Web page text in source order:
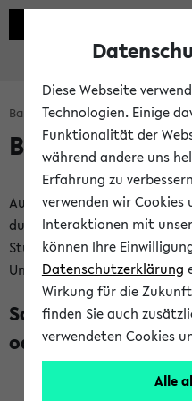
Bachelorbaukasten: Start
Auf dieser Seite kannst
du dir dein Bachelor
Studium an der
Universität Bielefeld Schritt
Schritt 1: Studium
oder ohne?
Diese Webseite
Technologien. Einige
Funktionalität der
während andere uns
Erfahrung zu
verwenden wir
Interaktionen mit
können Ihre
Datenschutzerklärung
Wirkung für die
finden Sie auch
verwendeten Cookies
Alle